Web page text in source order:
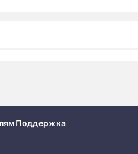
Поддержка